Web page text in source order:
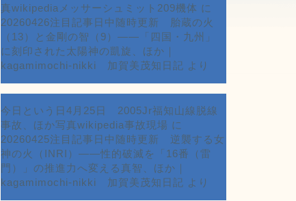
真wikipediaメッサーシュミット209機体 に
20260426注目記事日中随時更新 胎蔵の火
（13）と金剛の智（9）――「四国・九州」
に刻印された太陽神の凱旋、ほか｜
kagamimochi-nikki 加賀美茂知日記 より
今日という日4月25日 2005Jr福知山線脱線
事故、ほか写真wikipedia事故現場 に
20260425注目記事日中随時更新 逆襲する女
神の火（INRI）――性的破滅を「16番（雷
門）」の推進力へ変える真智、ほか｜
kagamimochi-nikki 加賀美茂知日記 より